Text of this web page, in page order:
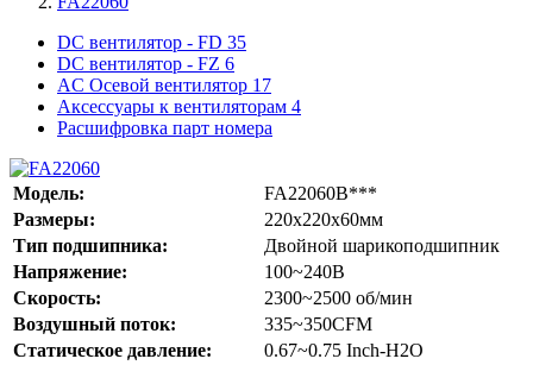
DC вентилятор - FD 35
DC вентилятор - FZ 6
AC Осевой вентилятор 17
Аксессуары к вентиляторам 4
Расшифровка парт номера
Модель:
FA22060B***
Размеры:
220x220x60мм
Тип подшипника:
Двойной шарикоподшипник
Напряжение:
100~240В
Скорость:
2300~2500 об/мин
Воздушный поток:
335~350CFM
Статическое давление:
0.67~0.75 Inch-H2O